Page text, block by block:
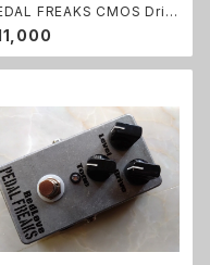
FREAKS CMOS Driv
完成品